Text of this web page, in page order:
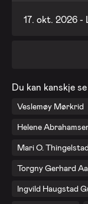
17. okt. 2026 -
31. okt. 2026
14. nov. 2026
28. nov. 2026
Du kan kanskje
Veslemøy Mørkrid
Helene
Mari O. Thingelstad
Torgny Gerhard
Ingvild Haugstad